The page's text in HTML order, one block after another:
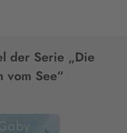
der Serie „Die
vom See“